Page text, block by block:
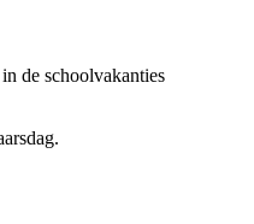
de schoolvakanties